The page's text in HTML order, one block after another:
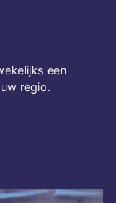
een
regio.